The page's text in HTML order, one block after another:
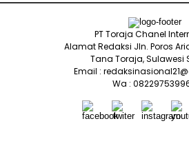
PT Toraja Chanel
Alamat Redaksi Jln. Poros
Tana Toraja, Sulawesi
Email :
Wa :